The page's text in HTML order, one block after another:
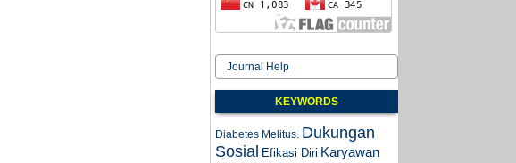
Journal Help
KEYWORDS
Diabetes Melitus. Dukungan
Sosial Efikasi Diri Karyawan